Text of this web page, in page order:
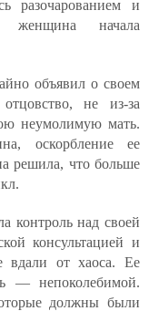
разочарованием и
женщина начала
объявил о своем
не из-за
неумолимую мать.
оскорбление ее
решила, что больше
контроль над своей
консультацией и
вдали от хаоса. Ее
— непоколебимой.
должны были